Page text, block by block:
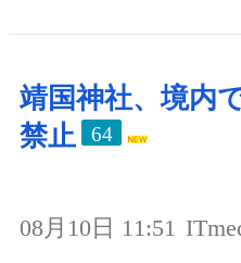
靖国神社、境内
禁止
64
08月10日 11:51